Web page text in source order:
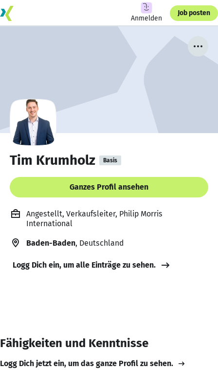
Anmelden
Job posten
Tim Krumholz Basis
Ganzes Profil ansehen
Angestellt, Verkaufsleiter, Philip Morris
International
Baden-Baden, Deutschland
Logg Dich ein, um alle Einträge zu sehen.
Fähigkeiten und Kenntnisse
Logg Dich jetzt ein, um das ganze Profil zu sehen.